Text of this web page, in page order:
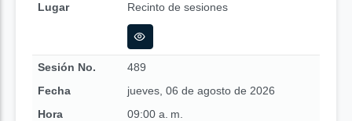
Lugar
Recinto de sesiones
Sesión No.
489
Fecha
jueves, 06 de agosto de 2026
Hora
09:00 a. m.